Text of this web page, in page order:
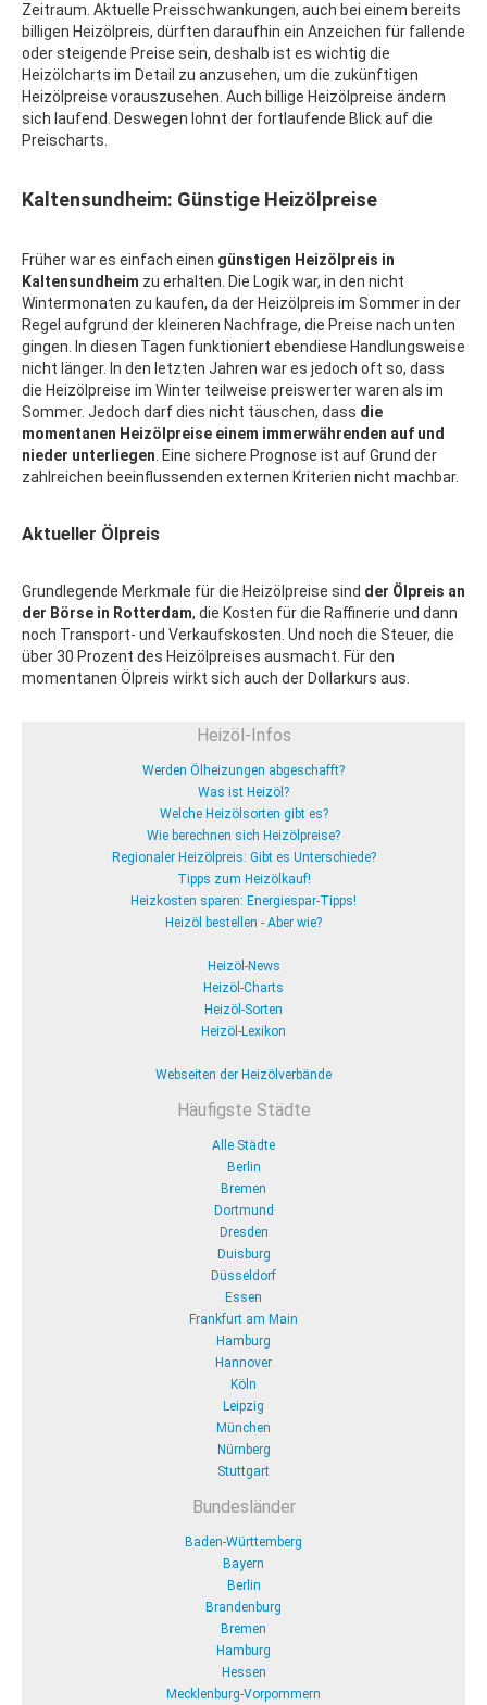
Zeitraum. Aktuelle Preisschwankungen, auch bei einem bereits
billigen Heizölpreis, dürften daraufhin ein Anzeichen für fallende
oder steigende Preise sein, deshalb ist es wichtig die
Heizölcharts im Detail zu anzusehen, um die zukünftigen
Heizölpreise vorauszusehen. Auch billige Heizölpreise ändern
sich laufend. Deswegen lohnt der fortlaufende Blick auf die
Preischarts.
Kaltensundheim: Günstige Heizölpreise
Früher war es einfach einen günstigen Heizölpreis in
Kaltensundheim zu erhalten. Die Logik war, in den nicht
Wintermonaten zu kaufen, da der Heizölpreis im Sommer in der
Regel aufgrund der kleineren Nachfrage, die Preise nach unten
gingen. In diesen Tagen funktioniert ebendiese Handlungsweise
nicht länger. In den letzten Jahren war es jedoch oft so, dass
die Heizölpreise im Winter teilweise preiswerter waren als im
Sommer. Jedoch darf dies nicht täuschen, dass die
momentanen Heizölpreise einem immerwährenden auf und
nieder unterliegen . Eine sichere Prognose ist auf Grund der
zahlreichen beeinflussenden externen Kriterien nicht machbar.
Aktueller Ölpreis
Grundlegende Merkmale für die Heizölpreise sind der Ölpreis an
der Börse in Rotterdam, die Kosten für die Raffinerie und dann
noch Transport- und Verkaufskosten. Und noch die Steuer, die
über 30 Prozent des Heizölpreises ausmacht. Für den
momentanen Ölpreis wirkt sich auch der Dollarkurs aus.
Heizöl-Infos
Werden Ölheizungen abgeschafft?
Was ist Heizöl?
Welche Heizölsorten gibt es?
Wie berechnen sich Heizölpreise?
Regionaler Heizölpreis: Gibt es Unterschiede?
Tipps zum Heizölkauf!
Heizkosten sparen: Energiespar-Tipps!
Heizöl bestellen - Aber wie?
Heizöl-News
Heizöl-Charts
Heizöl-Sorten
Heizöl-Lexikon
Webseiten der Heizölverbände
Häufigste Städte
Alle Städte
Berlin
Bremen
Dortmund
Dresden
Duisburg
Düsseldorf
Essen
Frankfurt am Main
Hamburg
Hannover
Köln
Leipzig
München
Nürnberg
Stuttgart
Bundesländer
Baden-Württemberg
Bayern
Berlin
Brandenburg
Bremen
Hamburg
Hessen
Mecklenburg-Vorpommern